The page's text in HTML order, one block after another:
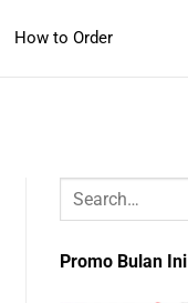
How to Order
Promo Bulan Ini